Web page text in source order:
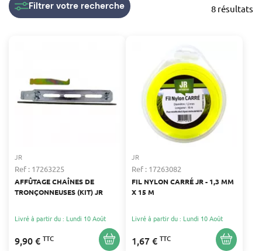
8 résultats
Filtrer votre recherche
JR
Ref : 17263225
AFFÛTAGE CHAÎNES DE
TRONÇONNEUSES (KIT) JR
Livré à partir du : Lundi 10 Août
9,90 € TTC
JR
Ref : 17263082
FIL NYLON CARRÉ JR - 1,3 MM
X 15 M
Livré à partir du : Lundi 10 Août
1,67 € TTC